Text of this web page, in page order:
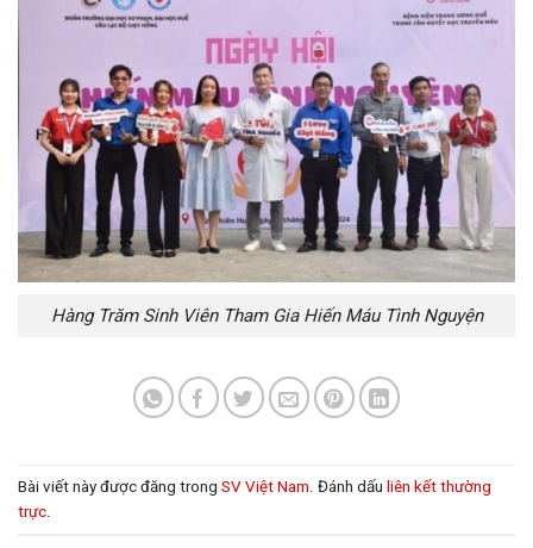
Hàng Trăm Sinh Viên Tham Gia Hiến Máu Tình Nguyện
Bài viết này được đăng trong SV Việt Nam . Đánh dấu liên kết thường
trực